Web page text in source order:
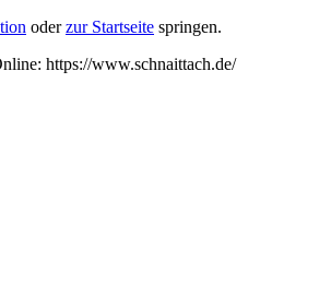
oderzur Startseite springen.
https://www.schnaittach.de/